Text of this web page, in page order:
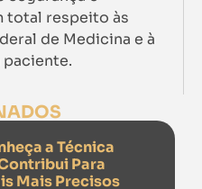
total respeito às
de Medicina e à
a Técnica
Para
Mais Precisos